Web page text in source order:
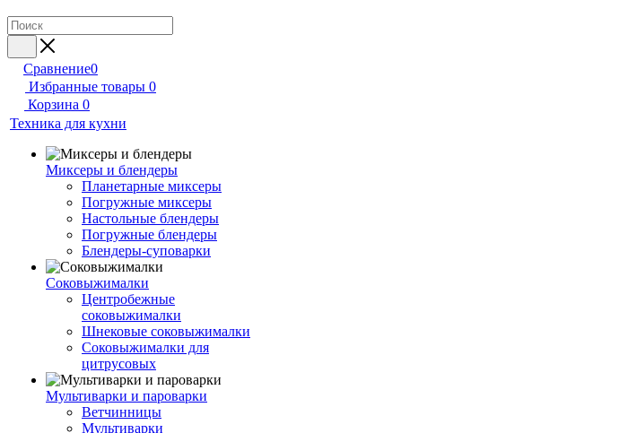
Сравнение0
Избранные товары 0
Корзина 0
Техника для кухни
Миксеры и блендеры
Планетарные миксеры
Погружные миксеры
Настольные блендеры
Погружные блендеры
Блендеры-суповарки
Соковыжималки
Центробежные
соковыжималки
Шнековые соковыжималки
Соковыжималки для
цитрусовых
Мультиварки и пароварки
Ветчинницы
Мультиварки